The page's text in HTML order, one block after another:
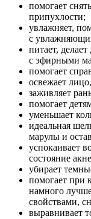
помогает
припухлости;
увлажняет,
с
питает,
с эфирными
помогает
освежает
заживляет
помогает
уменьшает
идеальная
марулы и
успокаивает
состояние
убирает
помогает при
намного
свойствами,
выравнивает